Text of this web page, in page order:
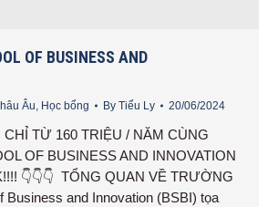
OF BUSINESS AND
Âu, Học bổng By Tiểu Ly 20/06/2024
TỪ 160 TRIỆU / NĂM CÙNG
OF BUSINESS AND INNOVATION
👇👇👇 TỔNG QUAN VỀ TRƯỜNG
Business and Innovation (BSBI) tọa